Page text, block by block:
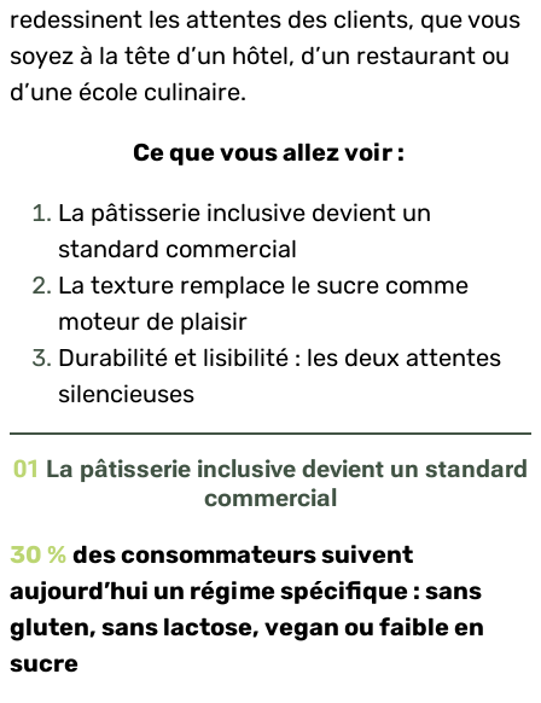
redessinent les attentes des clients, que vous
soyez à la tête d’un hôtel, d’un restaurant ou
d’une école culinaire.
Ce que vous allez voir :
La pâtisserie inclusive devient un
standard commercial
La texture remplace le sucre comme
moteur de plaisir
Durabilité et lisibilité : les deux attentes
silencieuses
01 La pâtisserie inclusive devient un standard
commercial
30 % des consommateurs suivent
aujourd’hui un régime spécifique : sans
gluten, sans lactose, vegan ou faible en
sucre